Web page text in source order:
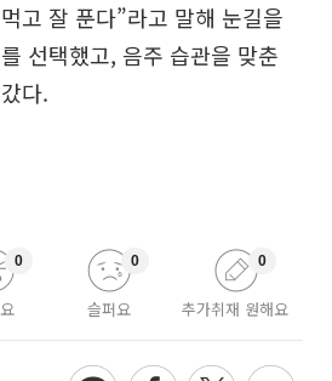
고 잘 푼다”라고 말해 눈길을
선택했고, 음주 습관을 맞춘
다.
0
슬퍼요
0
추가취재 원해요
0